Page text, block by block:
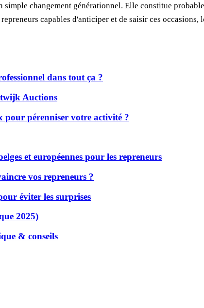
changement générationnel. Elle constitue
repreneurs capables d'anticiper et de saisir ces
dans tout ça ?
Auctions
pour pérenniser votre activité ?
et européennes pour les repreneurs
vos repreneurs ?
éviter les surprises
2025)
& conseils